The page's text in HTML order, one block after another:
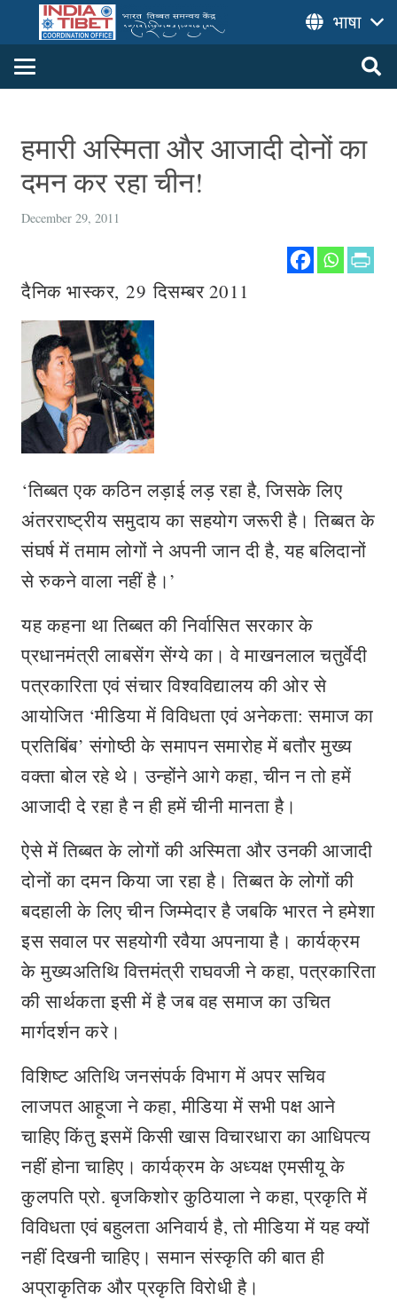
भाषा
हमारी अस्मिता और आजादी दोनों का
दमन कर रहा चीन!
December 29, 2011
दैनिक भास्कर, 29 दिसम्बर 2011
‘तिब्बत एक कठिन लड़ाई लड़ रहा है, जिसके लिए
अंतरराष्ट्रीय समुदाय का सहयोग जरूरी है। तिब्बत के
संघर्ष में तमाम लोगों ने अपनी जान दी है, यह बलिदानों
से रुकने वाला नहीं है।’
यह कहना था तिब्बत की निर्वासित सरकार के
प्रधानमंत्री लाबसेंग सेंग्ये का। वे माखनलाल चतुर्वेदी
पत्रकारिता एवं संचार विश्वविद्यालय की ओर से
आयोजित ‘मीडिया में विविधता एवं अनेकता: समाज का
प्रतिबिंब’ संगोष्ठी के समापन समारोह में बतौर मुख्य
वक्ता बोल रहे थे। उन्होंने आगे कहा, चीन न तो हमें
आजादी दे रहा है न ही हमें चीनी मानता है।
ऐसे में तिब्बत के लोगों की अस्मिता और उनकी आजादी
दोनों का दमन किया जा रहा है। तिब्बत के लोगों की
बदहाली के लिए चीन जिम्मेदार है जबकि भारत ने हमेशा
इस सवाल पर सहयोगी रवैया अपनाया है। कार्यक्रम
के मुख्यअतिथि वित्तमंत्री राघवजी ने कहा, पत्रकारिता
की सार्थकता इसी में है जब वह समाज का उचित
मार्गदर्शन करे।
विशिष्ट अतिथि जनसंपर्क विभाग में अपर सचिव
लाजपत आहूजा ने कहा, मीडिया में सभी पक्ष आने
चाहिए किंतु इसमें किसी खास विचारधारा का आधिपत्य
नहीं होना चाहिए। कार्यक्रम के अध्यक्ष एमसीयू के
कुलपति प्रो. बृजकिशोर कुठियाला ने कहा, प्रकृति में
विविधता एवं बहुलता अनिवार्य है, तो मीडिया में यह क्यों
नहीं दिखनी चाहिए। समान संस्कृति की बात ही
अप्राकृतिक और प्रकृति विरोधी है।